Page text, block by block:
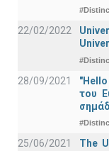
22/02/2022
28/09/2021
του
25/06/2021
The